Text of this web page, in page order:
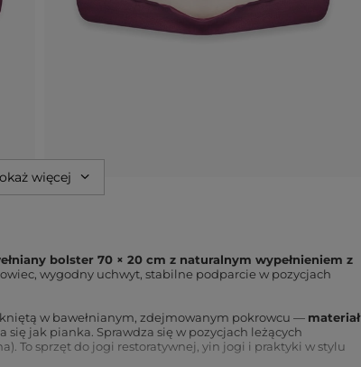
więcej
bolster 70 × 20 cm z naturalnym wypełnieniem z
wygodny uchwyt, stabilne podparcie w pozycjach
w bawełnianym, zdejmowanym pokrowcu — materiał
się jak pianka. Sprawdza się w pozycjach leżących
To sprzęt do jogi restoratywnej, yin jogi i praktyki w stylu